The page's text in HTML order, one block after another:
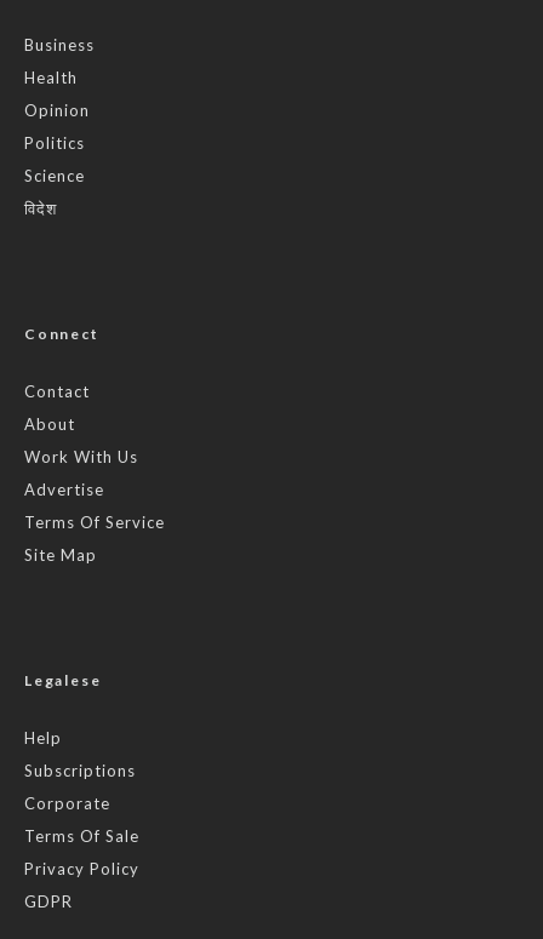
Business
Health
Opinion
Politics
Science
विदेश
Connect
Contact
About
Work With Us
Advertise
Terms Of Service
Site Map
Legalese
Help
Subscriptions
Corporate
Terms Of Sale
Privacy Policy
GDPR